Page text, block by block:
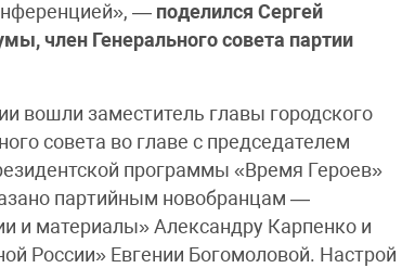
— поделился Сергей
член Генерального совета партии
вошли заместитель главы городского
совета во главе с председателем
программы «Время Героев»
партийным новобранцам —
и материалы» Александру Карпенко и
России» Евгении Богомоловой. Настрой